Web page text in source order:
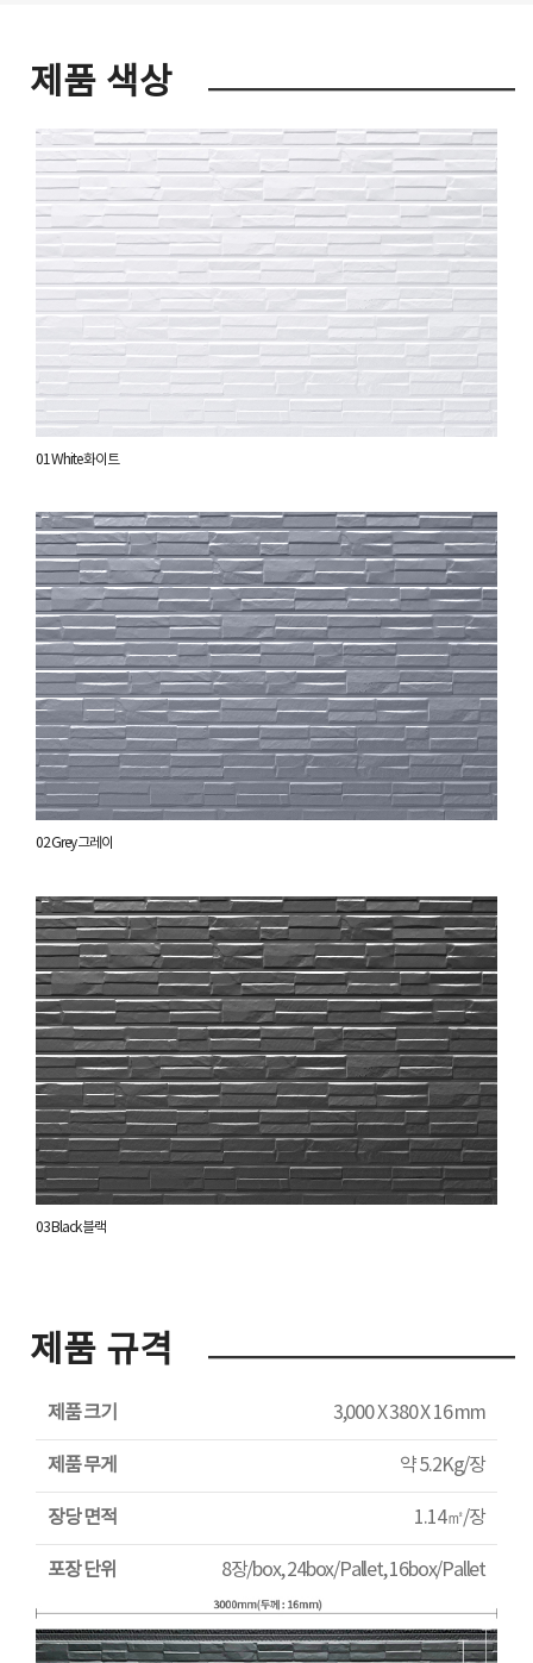
제품 색상
01 White 화이트
02 Grey 그레이
03 Black 블랙
제품 규격
제품 크기 3,000 X 380 X 16 mm
제품 무게 약 5.2Kg/장
장당 면적 1.14㎡/장
포장 단위 8장/box, 24box/Pallet, 16box/Pallet